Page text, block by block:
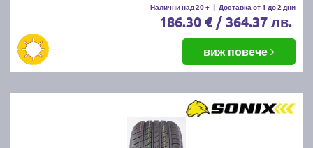
Налични над 20 + | Доставка от 1 до 2 дни
186.30 € / 364.37 лв.
виж повече